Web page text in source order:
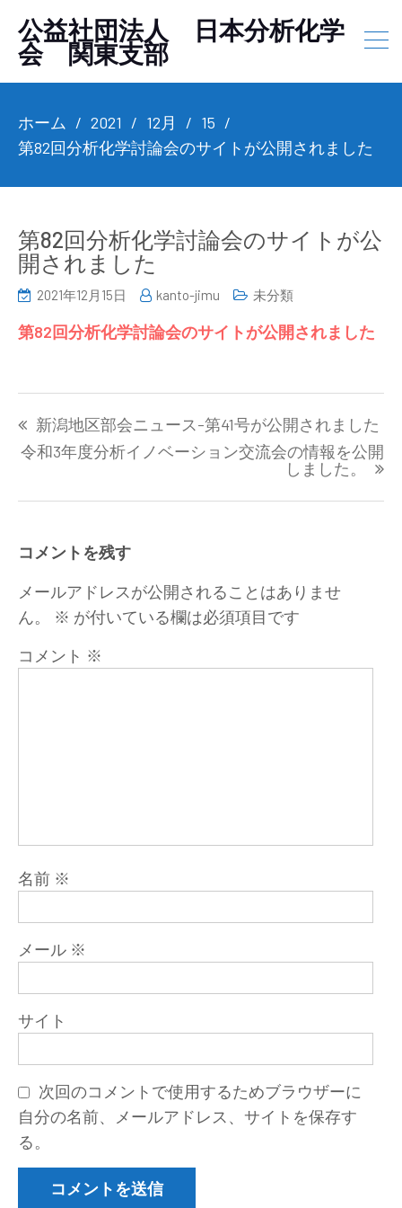
公益社団法人 日本分析化学
会 関東支部
ホーム 2021 12月
15
第82回分析化学討論会のサイトが公開されました
第82回分析化学討論会のサイトが公
開されました
2021年12月15日 kanto-jimu 未分類
第82回分析化学討論会のサイトが公開されました
稿
ナ
ゲ
シ
ン
新潟地区部会ニュース-第41号が公開されました
令和3年度分析イノベーション交流会の情報を公開
しました。
コメントを残す
メールアドレスが公開されることはありませ
ん。
※ が付いている欄は必須項目です
コメント ※
名前 ※
メール ※
サイト
次回のコメントで使用するためブラウザーに
自分の名前、メールアドレス、サイトを保存す
る。